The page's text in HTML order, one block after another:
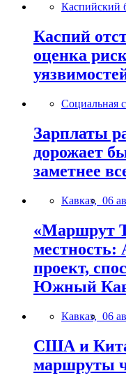
Каспийский
Каспий
оценка
Социальная
Зарплаты
дорожает
заметнее
Кавказ, 06
«Маршрут
местность:
проект,
Южный
Кавказ, 06
США и
маршруты